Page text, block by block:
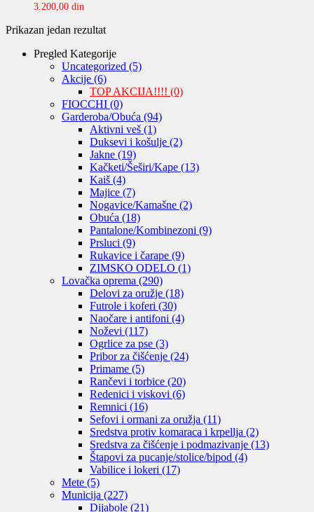
3.200,00 din
Prikazan jedan rezultat
Pregled Kategorije
Uncategorized (5)
Akcije (6)
TOP AKCIJA!!!! (0)
FIOCCHI (0)
Garderoba/Obuća (94)
Aktivni veš (1)
Duksevi i košulje (2)
Jakne (19)
Kačketi/Šeširi/Kape (13)
Kaiš (4)
Majice (7)
Nogavice/Kamašne (2)
Obuća (18)
Pantalone/Kombinezoni (9)
Prsluci (9)
Rukavice i čarape (9)
ZIMSKO ODELO (1)
Lovačka oprema (290)
Delovi za oružje (18)
Futrole i koferi (30)
Naočare i antifoni (4)
Noževi (117)
Ogrlice za pse (3)
Pribor za čišćenje (24)
Primame (5)
Rančevi i torbice (20)
Redenici i viskovi (6)
Remnici (16)
Sefovi i ormani za oružja (11)
Sredstva protiv komaraca i krpellja (2)
Sredstva za čišćenje i podmazivanje (13)
Štapovi za pucanje/stolice/bipod (4)
Vabilice i lokeri (17)
Mete (5)
Municija (227)
Dijabole (21)